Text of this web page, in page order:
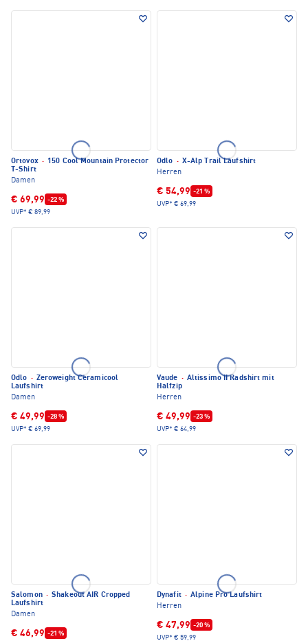
Ortovox · 150 Cool Mountain Protector
T-Shirt
Damen
€ 69,99 -22 %
UVP* € 89,99
Odlo · X-Alp Trail Laufshirt
Herren
€ 54,99 -21 %
UVP* € 69,99
Odlo · Zeroweight Ceramicool
Laufshirt
Damen
€ 49,99 -28 %
UVP* € 69,99
Vaude · Altissimo II Radshirt mit
Halfzip
Herren
€ 49,99 -23 %
UVP* € 64,99
Salomon · Shakeout AIR Cropped
Laufshirt
Damen
€ 46,99 -21 %
Dynafit · Alpine Pro Laufshirt
Herren
€ 47,99 -20 %
UVP* € 59,99